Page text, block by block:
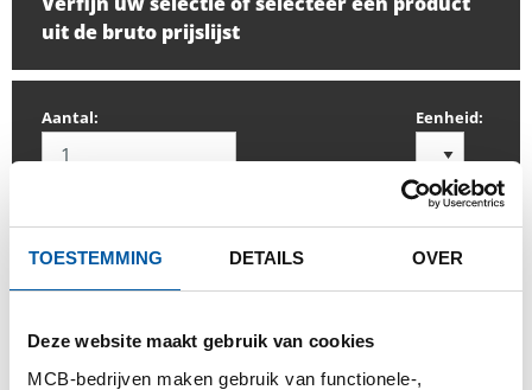
TOESTEMMING DETAILS OVER
Deze website maakt gebruik van cookies
MCB-bedrijven maken gebruik van functionele-,
uit de bruto prijslijst
Aantal: Eenheid:
Gelieve in te loggen om te bestellen